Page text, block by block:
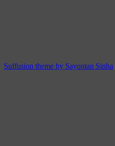
Suffusion theme by Sayontan Sinha